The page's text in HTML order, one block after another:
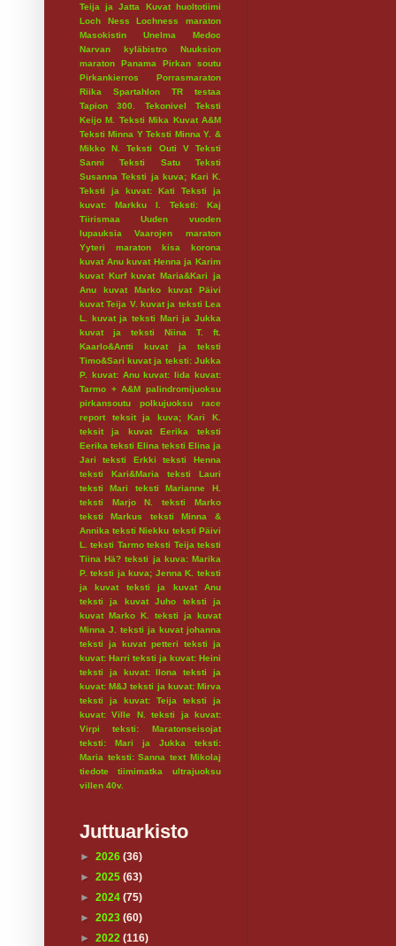
Teija ja Jatta
Kuvat huoltotiimi
Loch Ness
Lochness maraton
Masokistin Unelma
Medoc
Narvan kyläbistro
Nuuksion
maraton
Panama
Pirkan soutu
Pirkankierros
Porrasmaraton
Riika
Spartahlon
TR testaa
Tapion 300.
Tekonivel
Teksti
Keijo M.
Teksti Mika Kuvat A&M
Teksti Minna Y Teksti Minna Y. &
Mikko N.
Teksti Outi V
Teksti
Sanni
Teksti Satu
Teksti
Susanna Teksti ja kuva; Kari K.
Teksti ja kuvat: Kati
Teksti ja
kuvat: Markku I.
Teksti: Kaj
Tiirismaa
Uuden vuoden
lupauksia
Vaarojen maraton
Yyteri maraton
kisa
korona
kuvat Anu kuvat Henna ja Karim
kuvat Kurf kuvat Maria&Kari ja
Anu
kuvat Marko
kuvat Päivi
kuvat Teija V. kuvat ja teksti Lea
L.
kuvat ja teksti Mari ja Jukka
kuvat ja teksti Niina T. ft.
Kaarlo&Antti
kuvat ja teksti
Timo&Sari kuvat ja teksti: Jukka
P.
kuvat: Anu kuvat: Iida kuvat:
Tarmo + A&M palindromijuoksu
pirkansoutu
polkujuoksu
race
report
teksit ja kuva; Kari K.
teksit ja kuvat Eerika
teksti
Eerika teksti Elina teksti Elina ja
Jari
teksti Erkki
teksti Henna
teksti Kari&Maria
teksti Lauri
teksti Mari
teksti Marianne H.
teksti Marjo N.
teksti Marko
teksti Markus
teksti Minna &
Annika teksti Niekku teksti Päivi
L.
teksti Tarmo teksti Teija teksti
Tiina Hä? teksti ja kuva: Marika
P. teksti ja kuva; Jenna K.
teksti
ja kuvat
teksti ja kuvat Anu
teksti ja kuvat Juho
teksti ja
kuvat Marko K.
teksti ja kuvat
Minna J.
teksti ja kuvat johanna
teksti ja kuvat petteri
teksti ja
kuvat: Harri teksti ja kuvat: Heini
teksti ja kuvat: Ilona
teksti ja
kuvat: M&J teksti ja kuvat: Mirva
teksti ja kuvat: Teija
teksti ja
kuvat: Ville N.
teksti ja kuvat:
Virpi
teksti: Maratonseisojat
teksti: Mari ja Jukka
teksti:
Maria teksti: Sanna text Mikolaj
tiedote
tiimimatka
ultrajuoksu
villen 40v.
Juttuarkisto
► 2026 (36)
► 2025 (63)
► 2024 (75)
► 2023 (60)
► 2022 (116)